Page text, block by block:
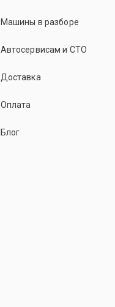
Машины в разборе
Автосервисам и СТО
Доставка
Оплата
Блог